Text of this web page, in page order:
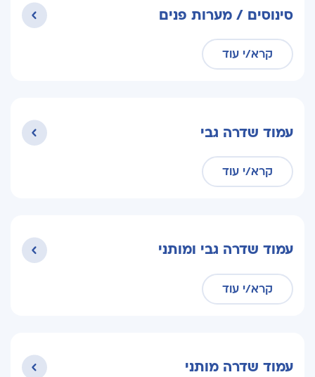
סינוסים / מערות פנים
קרא/י עוד
עמוד שדרה גבי
קרא/י עוד
עמוד שדרה גבי ומותני
קרא/י עוד
עמוד שדרה מותני